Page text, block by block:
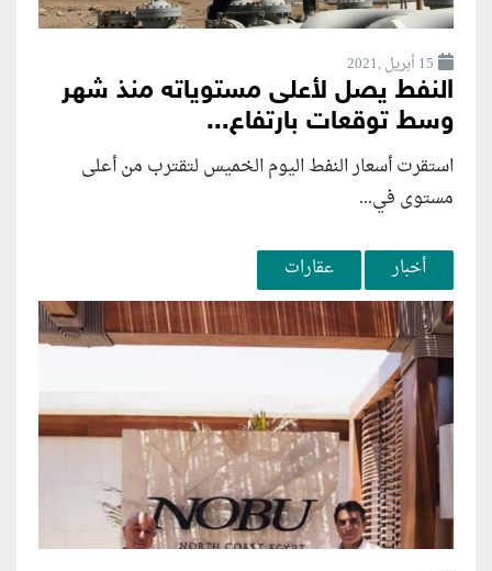
15 أبريل ,2021
النفط يصل لأعلى مستوياته منذ شهر
وسط توقعات بارتفاع...
استقرت أسعار النفط اليوم الخميس لتقترب من أعلى
مستوى في...
أخبار عقارات